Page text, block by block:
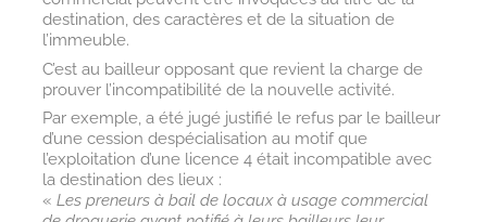
destination, des caractères et de la situation de
l’immeuble.
C’est au bailleur opposant que revient la charge de
prouver l’incompatibilité de la nouvelle activité.
Par exemple, a été jugé justifié le refus par le bailleur
d’une cession despécialisation au motif que
l’exploitation d’une licence 4 était incompatible avec
la destination des lieux :
« Les preneurs à bail de locaux à usage commercial